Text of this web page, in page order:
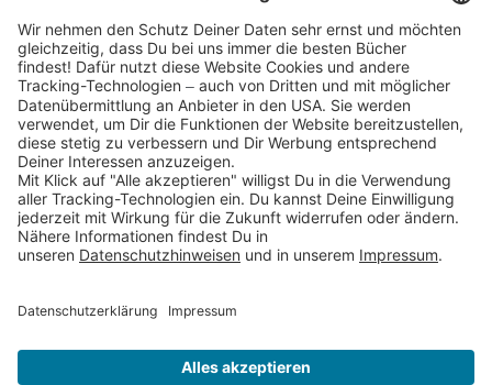
Partnerprogramm (Affiliate)
Folge uns auf
* Versandkostenfrei ab 9,00 € Bestellwert innerhalb
Deutschlands
** Lieferzeit 1-3 Werktage innerhalb Deutschlands
Thienemann-Esslinger Verlag GmbH, Blumenstraße 36, D-70182